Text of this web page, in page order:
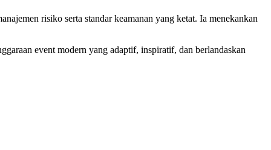
risiko serta standar keamanan yang ketat. Ia menekankan
event modern yang adaptif, inspiratif, dan berlandaskan